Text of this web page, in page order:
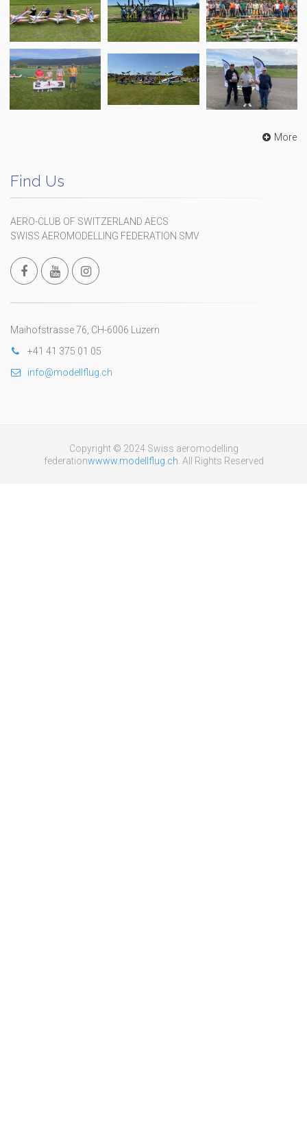
More
Find Us
AERO-CLUB OF SWITZERLAND AECS
SWISS AEROMODELLING FEDERATION SMV
Maihofstrasse 76, CH-6006 Luzern
+41 41 375 01 05
info@modellflug.ch
Copyright © 2024 Swiss aeromodelling
federationwwww.modellflug.ch . All Rights Reserved